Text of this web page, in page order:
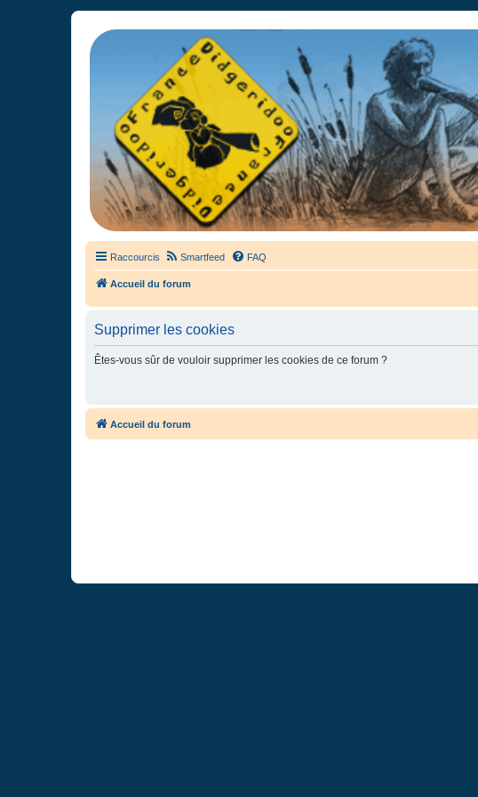
France Didgeridoo
Didgeridoo et Guimbarde sur France Didgeridoo - retrouvez la communauté.
Raccourcis Smartfeed FAQ
Accueil du forum
Supprimer les cookies
Êtes-vous sûr de vouloir supprimer les cookies de ce forum ?
Accueil du forum